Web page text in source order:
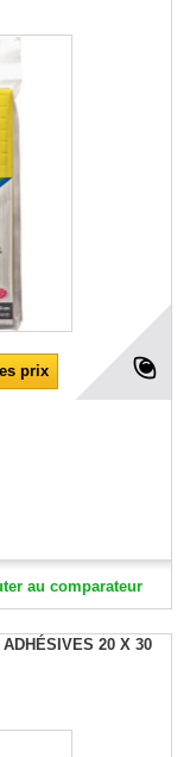
prix
au comparateur
20 X 30